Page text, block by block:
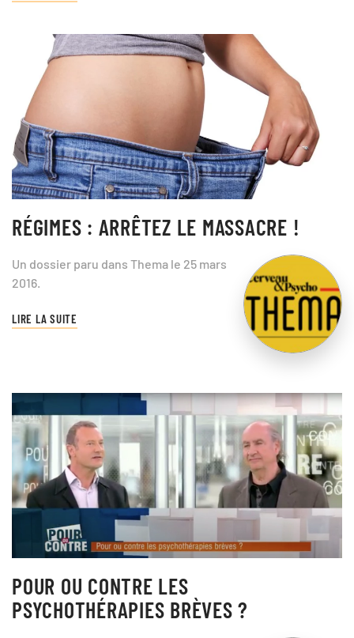
RÉGIMES : ARRÊTEZ LE MASSACRE !
Un dossier paru dans Thema le 25 mars
2016.
LIRE LA SUITE
POUR OU CONTRE LES
PSYCHOTHÉRAPIES BRÈVES ?